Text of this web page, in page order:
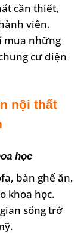
cần thiết,
viên.
mua những
cư diện
nội thất
học
bàn ghế ăn,
khoa học.
sống trở